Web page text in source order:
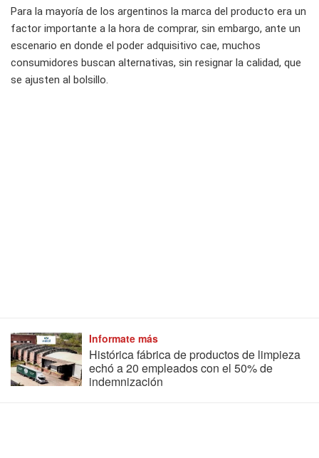
Para la mayoría de los argentinos la marca del producto era un
factor importante a la hora de comprar, sin embargo, ante un
escenario en donde el poder adquisitivo cae, muchos
consumidores buscan alternativas, sin resignar la calidad, que
se ajusten al bolsillo.
Informate más
Histórica fábrica de productos de limpieza
echó a 20 empleados con el 50% de
indemnización